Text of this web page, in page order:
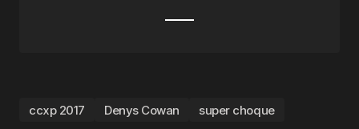
ccxp 2017 Denys Cowan super choque